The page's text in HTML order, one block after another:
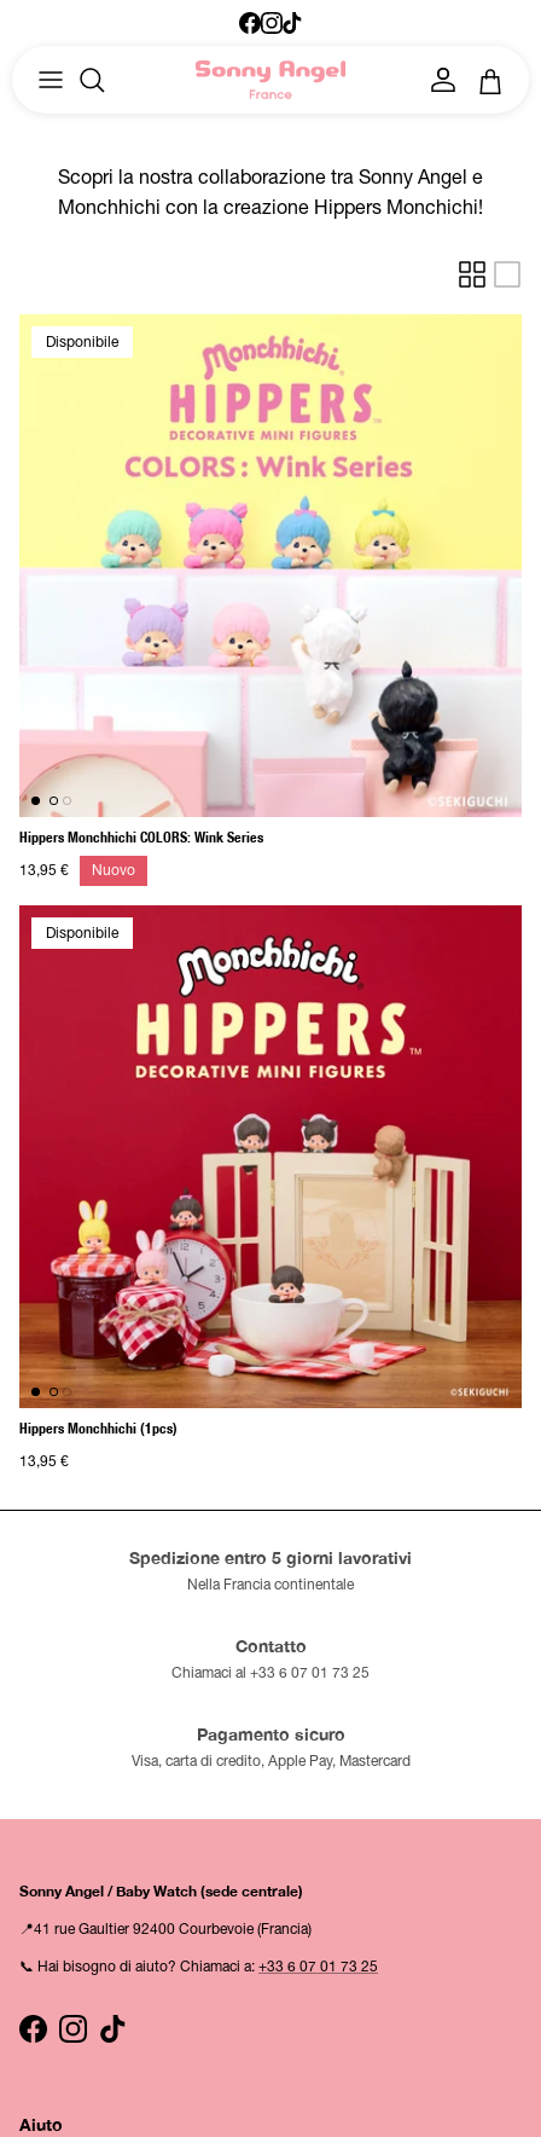
Facebook
Instagram
TikTok
AccountCarrello
Scopri la nostra collaborazione tra Sonny Angel e
Monchhichi con la creazione Hippers Monchichi!
Disponibile
Hippers Monchhichi COLORS: Wink Series
13,95 € Nuovo
Disponibile
Hippers Monchhichi (1pcs)
13,95 €
Spedizione entro 5 giorni lavorativi
Nella Francia continentale
Contatto
Chiamaci al +33 6 07 01 73 25
Pagamento sicuro
Visa, carta di credito, Apple Pay, Mastercard
Sonny Angel / Baby Watch (sede centrale)
📍41 rue Gaultier 92400 Courbevoie (Francia)
📞 Hai bisogno di aiuto? Chiamaci a: +33 6 07 01 73 25
Facebook
Instagram
TikTok
Aiuto